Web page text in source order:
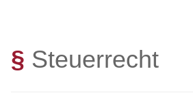
§ Steuerrecht